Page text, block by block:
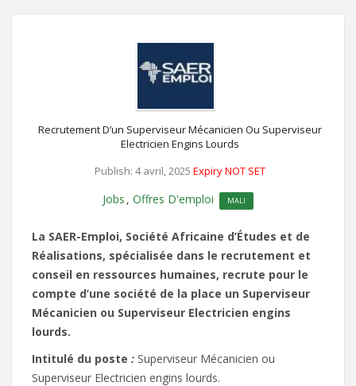
Recrutement D’un Superviseur Mécanicien Ou Superviseur
Electricien Engins Lourds
Publish: 4 avril, 2025 Expiry NOT SET
Jobs Offres D'emploi MALI
La SAER-Emploi, Société Africaine d’Études et de
Réalisations, spécialisée dans le recrutement et
conseil en ressources humaines, recrute pour le
compte d’une société de la place un Superviseur
Mécanicien ou Superviseur Electricien engins
lourds.
Intitulé du poste : Superviseur Mécanicien ou
Superviseur Electricien engins lourds.